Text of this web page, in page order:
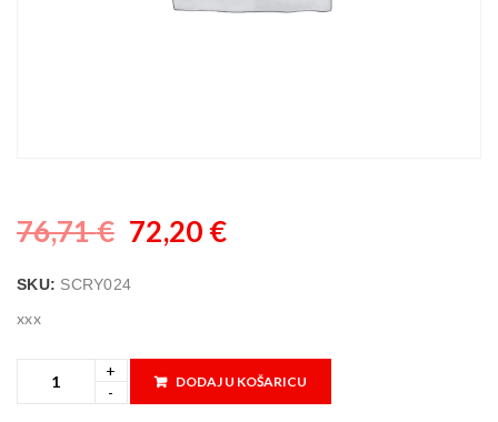
76,71€ 72,20 €
SKU: SCRY024
xxx
DODAJ U KOŠARICU